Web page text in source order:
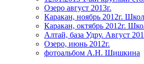
Озеро август 2013г.
Каракан, ноябрь 2012г.
Каракан, октябрь 2012г.
Алтай, база Удру. Август
Озеро, июнь 2012г.
фотоальбом А.Н. Шишкина